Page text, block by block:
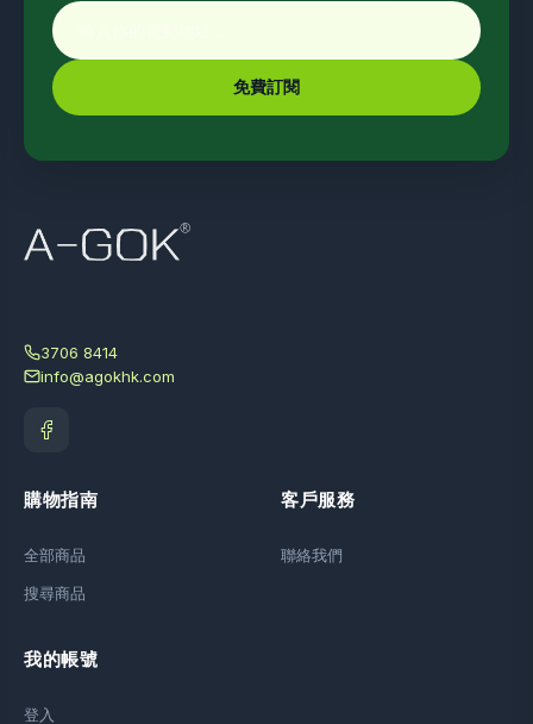
免費訂閱
3706 8414
info@agokhk.com
購物指南
全部商品
搜尋商品
客戶服務
聯絡我們
我的帳號
登入